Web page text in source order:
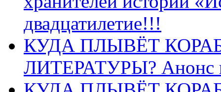
двадцатилетие!!!
КУДА ПЛЫВЁТ
ЛИТЕРАТУРЫ? Анонс